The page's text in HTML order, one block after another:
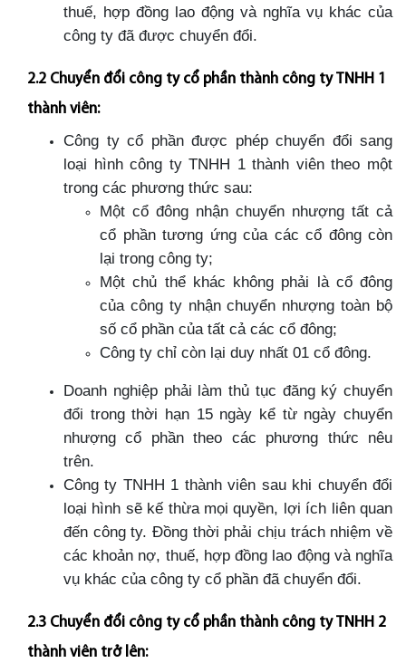
thuế, hợp đồng lao động và nghĩa vụ khác của
công ty đã được chuyển đổi.
2.2 Chuyển đổi công ty cổ phần thành công ty TNHH 1
thành viên:
Công ty cổ phần được phép chuyển đổi sang
loại hình công ty TNHH 1 thành viên theo một
trong các phương thức sau:
Một cổ đông nhận chuyển nhượng tất cả
cổ phần tương ứng của các cổ đông còn
lại trong công ty;
Một chủ thể khác không phải là cổ đông
của công ty nhận chuyển nhượng toàn bộ
số cổ phần của tất cả các cổ đông;
Công ty chỉ còn lại duy nhất 01 cổ đông.
Doanh nghiệp phải làm thủ tục đăng ký chuyển
đổi trong thời hạn 15 ngày kể từ ngày chuyển
nhượng cổ phần theo các phương thức nêu
trên.
Công ty TNHH 1 thành viên sau khi chuyển đổi
loại hình sẽ kế thừa mọi quyền, lợi ích liên quan
đến công ty. Đồng thời phải chịu trách nhiệm về
các khoản nợ, thuế, hợp đồng lao động và nghĩa
vụ khác của công ty cổ phần đã chuyển đổi.
2.3 Chuyển đổi công ty cổ phần thành công ty TNHH 2
thành viên trở lên: